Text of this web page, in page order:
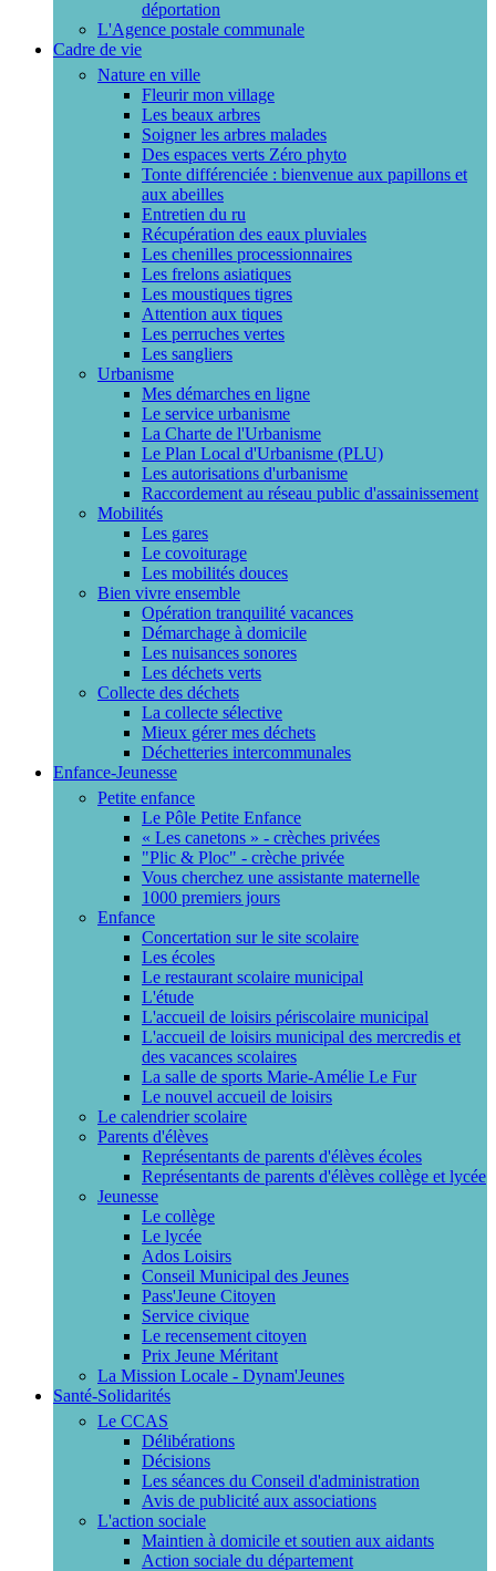
déportation
L'Agence postale communale
Cadre de vie
Nature en ville
Fleurir mon village
Les beaux arbres
Soigner les arbres malades
Des espaces verts Zéro phyto
Tonte différenciée : bienvenue aux papillons et
aux abeilles
Entretien du ru
Récupération des eaux pluviales
Les chenilles processionnaires
Les frelons asiatiques
Les moustiques tigres
Attention aux tiques
Les perruches vertes
Les sangliers
Urbanisme
Mes démarches en ligne
Le service urbanisme
La Charte de l'Urbanisme
Le Plan Local d'Urbanisme (PLU)
Les autorisations d'urbanisme
Raccordement au réseau public d'assainissement
Mobilités
Les gares
Le covoiturage
Les mobilités douces
Bien vivre ensemble
Opération tranquilité vacances
Démarchage à domicile
Les nuisances sonores
Les déchets verts
Collecte des déchets
La collecte sélective
Mieux gérer mes déchets
Déchetteries intercommunales
Enfance-Jeunesse
Petite enfance
Le Pôle Petite Enfance
« Les canetons » - crèches privées
"Plic & Ploc" - crèche privée
Vous cherchez une assistante maternelle
1000 premiers jours
Enfance
Concertation sur le site scolaire
Les écoles
Le restaurant scolaire municipal
L'étude
L'accueil de loisirs périscolaire municipal
L'accueil de loisirs municipal des mercredis et
des vacances scolaires
La salle de sports Marie-Amélie Le Fur
Le nouvel accueil de loisirs
Le calendrier scolaire
Parents d'élèves
Représentants de parents d'élèves écoles
Représentants de parents d'élèves collège et lycée
Jeunesse
Le collège
Le lycée
Ados Loisirs
Conseil Municipal des Jeunes
Pass'Jeune Citoyen
Service civique
Le recensement citoyen
Prix Jeune Méritant
La Mission Locale - Dynam'Jeunes
Santé-Solidarités
Le CCAS
Délibérations
Décisions
Les séances du Conseil d'administration
Avis de publicité aux associations
L'action sociale
Maintien à domicile et soutien aux aidants
Action sociale du département